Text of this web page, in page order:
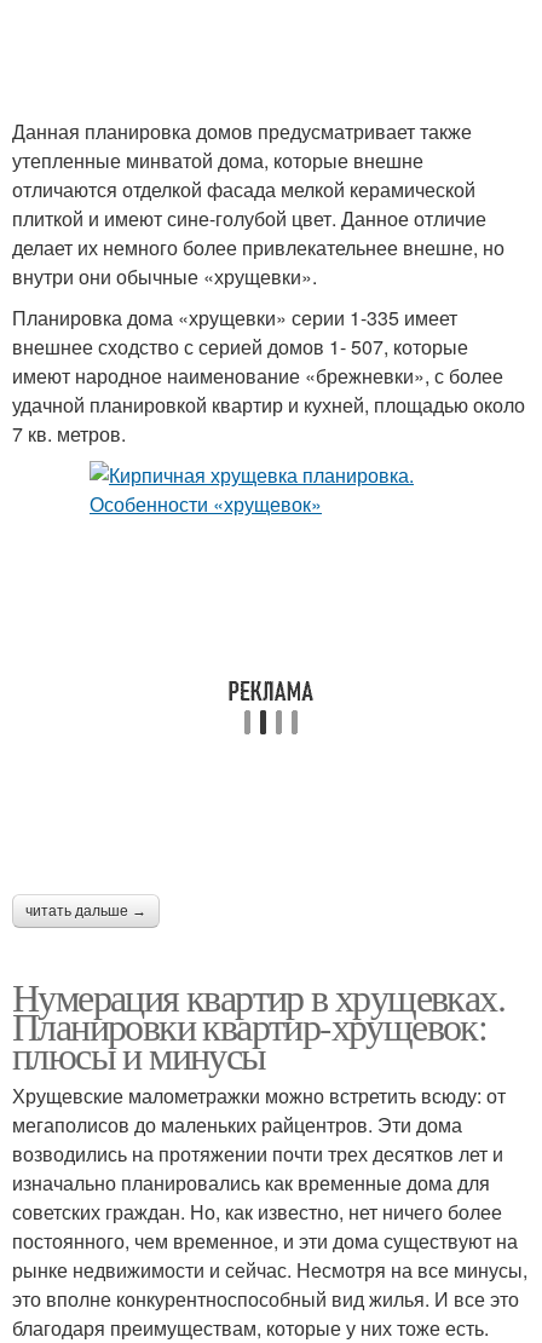
Данная планировка домов предусматривает также
утепленные минватой дома, которые внешне
отличаются отделкой фасада мелкой керамической
плиткой и имеют сине-голубой цвет. Данное отличие
делает их немного более привлекательнее внешне, но
внутри они обычные «хрущевки».
Планировка дома «хрущевки» серии 1-335 имеет
внешнее сходство с серией домов 1- 507, которые
имеют народное наименование «брежневки», с более
удачной планировкой квартир и кухней, площадью около
7 кв. метров.
читать дальше →
Нумерация квартир в хрущевках.
Планировки квартир-хрущевок:
плюсы и минусы
Хрущевские малометражки можно встретить всюду: от
мегаполисов до маленьких райцентров. Эти дома
возводились на протяжении почти трех десятков лет и
изначально планировались как временные дома для
советских граждан. Но, как известно, нет ничего более
постоянного, чем временное, и эти дома существуют на
рынке недвижимости и сейчас. Несмотря на все минусы,
это вполне конкурентноспособный вид жилья. И все это
благодаря преимуществам, которые у них тоже есть.